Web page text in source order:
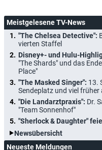
Meistgelesene TV-News
"The Chelsea Detective":
vierten Staffel
Disney+- und Hulu-
"The Shards" und das
Place"
"The Masked Singer": 13.
Sendeplatz und viel früher
"Die Landarztpraxis": Dr.
"Team Sonnenhof"
"Sherlock & Daughter"
Newsübersicht
Neueste Meldungen